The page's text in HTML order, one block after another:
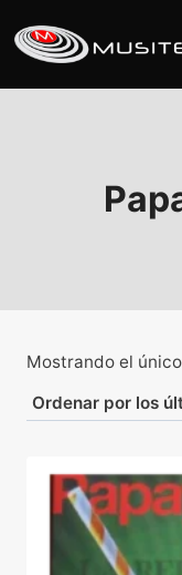
Mostrando el